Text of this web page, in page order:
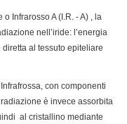
Infrarosso A (I.R. - A) , la
nell’iride: l’energia
al tessuto epiteliare
con componenti
è invece assorbita
al cristallino mediante